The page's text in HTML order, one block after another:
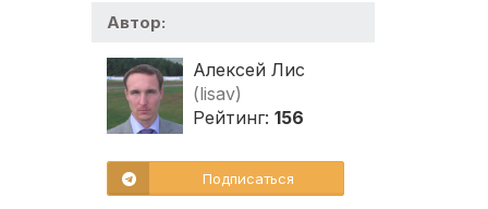
Автор:
Алексей Лис
(lisav)
Рейтинг: 156
Подписаться